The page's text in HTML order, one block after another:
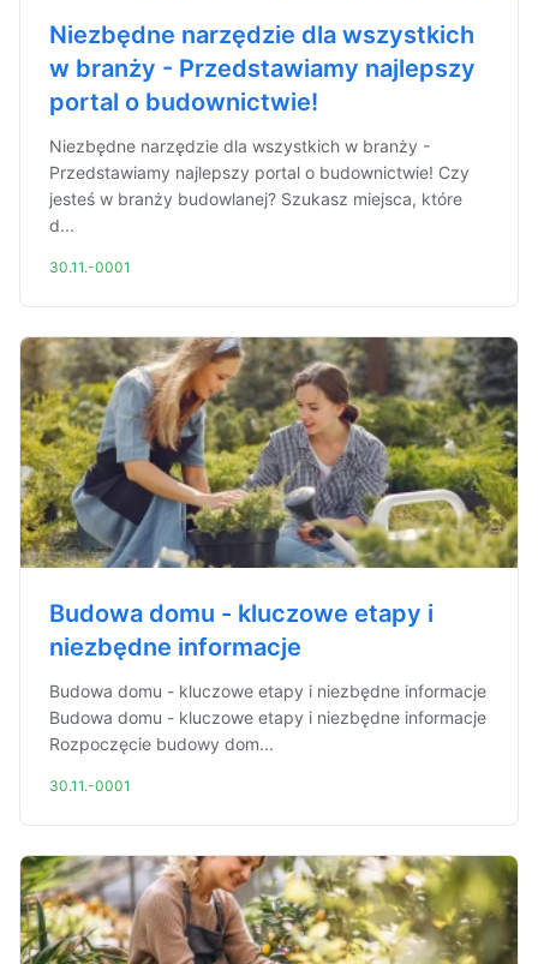
Niezbędne narzędzie dla wszystkich
w branży - Przedstawiamy najlepszy
portal o budownictwie!
Niezbędne narzędzie dla wszystkich w branży -
Przedstawiamy najlepszy portal o budownictwie! Czy
jesteś w branży budowlanej? Szukasz miejsca, które
d...
30.11.-0001
Budowa domu - kluczowe etapy i
niezbędne informacje
Budowa domu - kluczowe etapy i niezbędne informacje
Budowa domu - kluczowe etapy i niezbędne informacje
Rozpoczęcie budowy dom...
30.11.-0001